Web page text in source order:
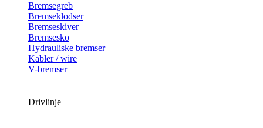
Bremsegreb
Bremseklodser
Bremseskiver
Bremsesko
Hydrauliske bremser
Kabler / wire
V-bremser
Drivlinje